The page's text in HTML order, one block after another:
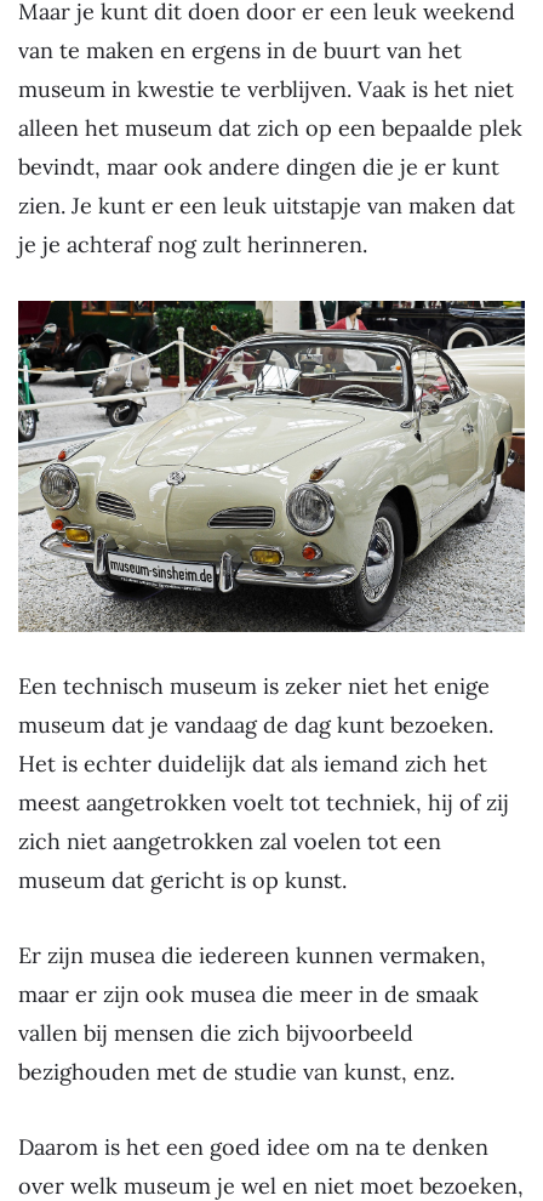
Maar je kunt dit doen door er een leuk weekend
van te maken en ergens in de buurt van het
museum in kwestie te verblijven. Vaak is het niet
alleen het museum dat zich op een bepaalde plek
bevindt, maar ook andere dingen die je er kunt
zien. Je kunt er een leuk uitstapje van maken dat
je je achteraf nog zult herinneren.
Een technisch museum is zeker niet het enige
museum dat je vandaag de dag kunt bezoeken.
Het is echter duidelijk dat als iemand zich het
meest aangetrokken voelt tot techniek, hij of zij
zich niet aangetrokken zal voelen tot een
museum dat gericht is op kunst.
Er zijn musea die iedereen kunnen vermaken,
maar er zijn ook musea die meer in de smaak
vallen bij mensen die zich bijvoorbeeld
bezighouden met de studie van kunst, enz.
Daarom is het een goed idee om na te denken
over welk museum je wel en niet moet bezoeken,